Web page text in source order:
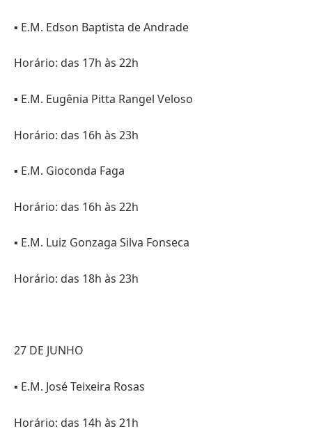
▪️ E.M. Edson Baptista de Andrade
Horário: das 17h às 22h
▪️ E.M. Eugênia Pitta Rangel Veloso
Horário: das 16h às 23h
▪️ E.M. Gioconda Faga
Horário: das 16h às 22h
▪️ E.M. Luiz Gonzaga Silva Fonseca
Horário: das 18h às 23h
27 DE JUNHO
▪️ E.M. José Teixeira Rosas
Horário: das 14h às 21h